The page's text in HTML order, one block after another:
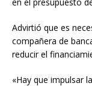
Advirtió que es
compañera de
reducir el
«Hay que impulsar